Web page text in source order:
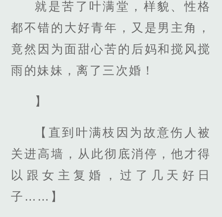
就是苦了叶满堂，样貌、性格
都不错的大好青年，又是男主角，
竟然因为面甜心苦的后妈和搅风搅
雨的妹妹，离了三次婚！
】
【直到叶满枝因为故意伤人被
关进高墙，从此彻底消停，他才得
以跟女主复婚，过了几天好日
子……】